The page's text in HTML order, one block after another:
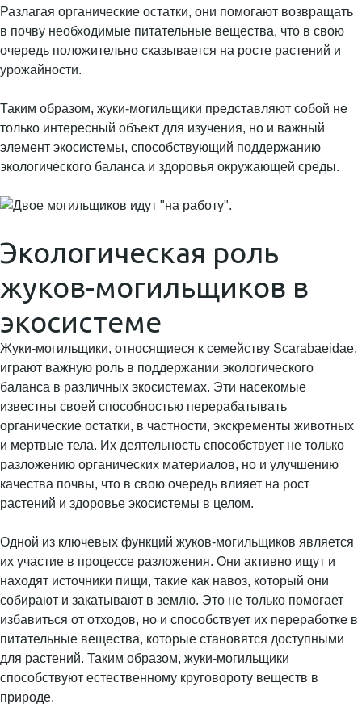
Разлагая органические остатки, они помогают возвращать
в почву необходимые питательные вещества, что в свою
очередь положительно сказывается на росте растений и
урожайности.
Таким образом, жуки-могильщики представляют собой не
только интересный объект для изучения, но и важный
элемент экосистемы, способствующий поддержанию
экологического баланса и здоровья окружающей среды.
Экологическая роль
жуков-могильщиков в
экосистеме
Жуки-могильщики, относящиеся к семейству Scarabaeidae,
играют важную роль в поддержании экологического
баланса в различных экосистемах. Эти насекомые
известны своей способностью перерабатывать
органические остатки, в частности, экскременты животных
и мертвые тела. Их деятельность способствует не только
разложению органических материалов, но и улучшению
качества почвы, что в свою очередь влияет на рост
растений и здоровье экосистемы в целом.
Одной из ключевых функций жуков-могильщиков является
их участие в процессе разложения. Они активно ищут и
находят источники пищи, такие как навоз, который они
собирают и закатывают в землю. Это не только помогает
избавиться от отходов, но и способствует их переработке в
питательные вещества, которые становятся доступными
для растений. Таким образом, жуки-могильщики
способствуют естественному круговороту веществ в
природе.